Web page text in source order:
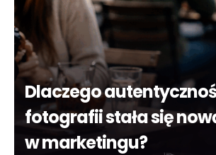
Dlaczego
fotografii stała się
w marketingu?